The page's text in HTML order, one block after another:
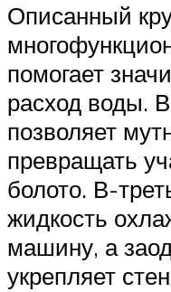
Описанный
помогает
расход воды.
позволяет
превращать
болото. В-
жидкость
машину, а
укрепляет